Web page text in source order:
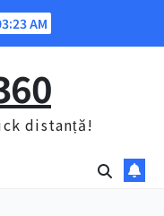
AM
distanță!